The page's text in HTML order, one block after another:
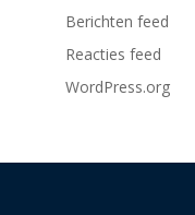
Berichten feed
Reacties feed
WordPress.org